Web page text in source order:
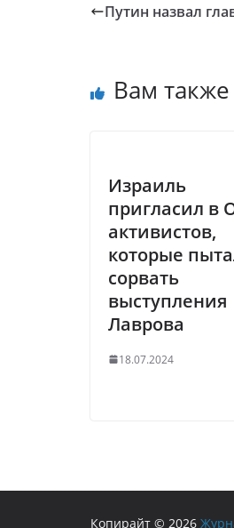
Путин назвал
Вам
Израиль
пригласил в
активистов,
которые
сорвать
выступления
Лаврова
18.07.2024
Копирайт © 2026